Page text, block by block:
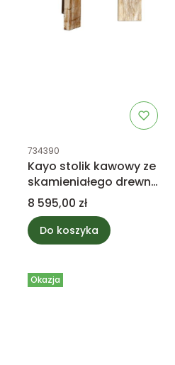
Kod produktu
734390
Kayo stolik kawowy ze
skamieniałego drewna
wysoki PTMD Collection
Cena
8 595,00 zł
Do koszyka
Okazja